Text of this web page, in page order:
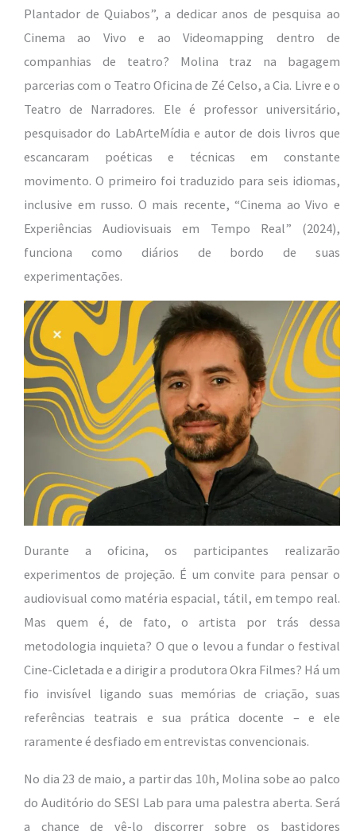
Plantador de Quiabos”, a dedicar anos de pesquisa ao
Cinema ao Vivo e ao Videomapping dentro de
companhias de teatro? Molina traz na bagagem
parcerias com o Teatro Oficina de Zé Celso, a Cia. Livre e o
Teatro de Narradores. Ele é professor universitário,
pesquisador do LabArteMídia e autor de dois livros que
escancaram poéticas e técnicas em constante
movimento. O primeiro foi traduzido para seis idiomas,
inclusive em russo. O mais recente, “Cinema ao Vivo e
Experiências Audiovisuais em Tempo Real” (2024),
funciona como diários de bordo de suas
experimentações.
Durante a oficina, os participantes realizarão
experimentos de projeção. É um convite para pensar o
audiovisual como matéria espacial, tátil, em tempo real.
Mas quem é, de fato, o artista por trás dessa
metodologia inquieta? O que o levou a fundar o festival
Cine-Cicletada e a dirigir a produtora Okra Filmes? Há um
fio invisível ligando suas memórias de criação, suas
referências teatrais e sua prática docente – e ele
raramente é desfiado em entrevistas convencionais.
No dia 23 de maio, a partir das 10h, Molina sobe ao palco
do Auditório do SESI Lab para uma palestra aberta. Será
a chance de vê-lo discorrer sobre os bastidores